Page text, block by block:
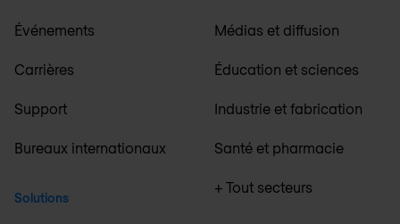
Événements
Carrières
Support
Bureaux internationaux
Solutions
Médias et diffusion
Éducation et sciences
Industrie et fabrication
Santé et pharmacie
+ Tout secteurs